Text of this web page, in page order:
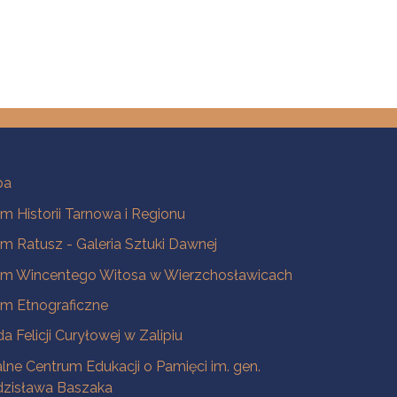
Historii Tarnowa i Regionu
Ratusz - Galeria Sztuki Dawnej
Wincentego Witosa w Wierzchosławicach
Etnograficzne
Felicji Curyłowej w Zalipiu
Centrum Edukacji o Pamięci im. gen.
Baszaka